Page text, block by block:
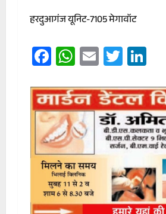
हरदुआगंज यूनिट-7105 मेगावॉट
Facebook
WhatsApp
EmailTwitter